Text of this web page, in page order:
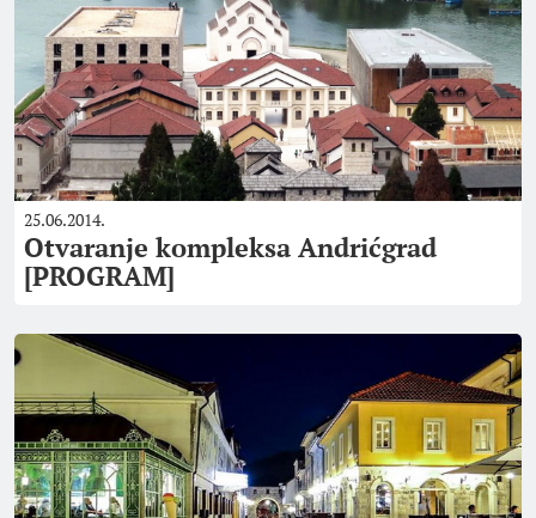
25.06.2014.
Otvaranje kompleksa Andrićgrad
[PROGRAM]